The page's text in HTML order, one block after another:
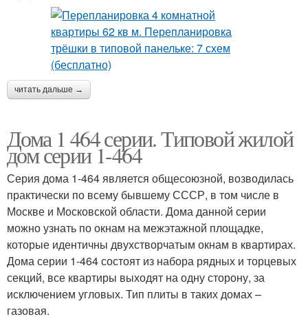
читать дальше →
Дома 1 464 серии. Типовой жилой
дом серии 1-464
Серия дома 1-464 является общесоюзной, возводилась
практически по всему бывшему СССР, в том числе в
Москве и Московской области. Дома данной серии
можно узнать по окнам на межэтажной площадке,
которые идентичны двухстворчатым окнам в квартирах.
Дома серии 1-464 состоят из набора рядных и торцевых
секций, все квартиры выходят на одну сторону, за
исключением угловых. Тип плиты в таких домах –
газовая.